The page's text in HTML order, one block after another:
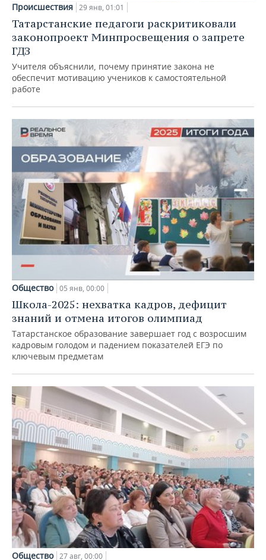
Происшествия 29 янв, 01:01
Татарстанские педагоги раскритиковали
законопроект Минпросвещения о запрете
ГДЗ
Учителя объяснили, почему принятие закона не
обеспечит мотивацию учеников к самостоятельной
работе
Общество 05 янв, 00:00
Школа-2025: нехватка кадров, дефицит
знаний и отмена итогов олимпиад
Татарстанское образование завершает год с возросшим
кадровым голодом и падением показателей ЕГЭ по
ключевым предметам
Общество 27 авг, 00:00